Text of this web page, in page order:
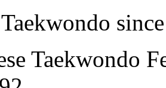
Taekwondo